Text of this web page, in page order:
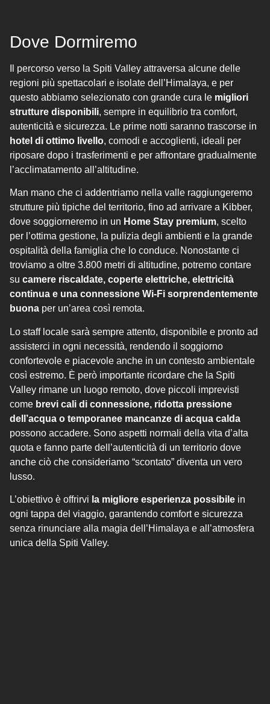
Dove Dormiremo
Il percorso verso la Spiti Valley attraversa alcune delle
regioni più spettacolari e isolate dell’Himalaya, e per
questo abbiamo selezionato con grande cura le migliori
strutture disponibili, sempre in equilibrio tra comfort,
autenticità e sicurezza. Le prime notti saranno trascorse in
hotel di ottimo livello, comodi e accoglienti, ideali per
riposare dopo i trasferimenti e per affrontare gradualmente
l’acclimatamento all’altitudine.
Man mano che ci addentriamo nella valle raggiungeremo
strutture più tipiche del territorio, fino ad arrivare a Kibber,
dove soggiorneremo in un Home Stay premium, scelto
per l’ottima gestione, la pulizia degli ambienti e la grande
ospitalità della famiglia che lo conduce. Nonostante ci
troviamo a oltre 3.800 metri di altitudine, potremo contare
su camere riscaldate, coperte elettriche, elettricità
continua e una connessione Wi-Fi sorprendentemente
buona per un’area così remota.
Lo staff locale sarà sempre attento, disponibile e pronto ad
assisterci in ogni necessità, rendendo il soggiorno
confortevole e piacevole anche in un contesto ambientale
così estremo. È però importante ricordare che la Spiti
Valley rimane un luogo remoto, dove piccoli imprevisti
come brevi cali di connessione, ridotta pressione
dell’acqua o temporanee mancanze di acqua calda
possono accadere. Sono aspetti normali della vita d’alta
quota e fanno parte dell’autenticità di un territorio dove
anche ciò che consideriamo “scontato” diventa un vero
lusso.
L’obiettivo è offrirvi la migliore esperienza possibile in
ogni tappa del viaggio, garantendo comfort e sicurezza
senza rinunciare alla magia dell’Himalaya e all’atmosfera
unica della Spiti Valley.